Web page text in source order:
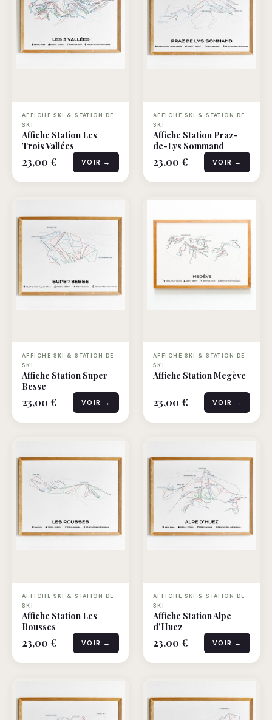
AFFICHE SKI & STATION DE
SKI
Affiche Station Les
Trois Vallées
23,00 € VOIR →
AFFICHE SKI & STATION DE
SKI
Affiche Station Praz-
de-Lys Sommand
23,00 € VOIR →
AFFICHE SKI & STATION DE
SKI
Affiche Station Super
Besse
23,00 € VOIR →
AFFICHE SKI & STATION DE
SKI
Affiche Station Megève
23,00 € VOIR →
AFFICHE SKI & STATION DE
SKI
Affiche Station Les
Rousses
23,00 € VOIR →
AFFICHE SKI & STATION DE
SKI
Affiche Station Alpe
d'Huez
23,00 € VOIR →